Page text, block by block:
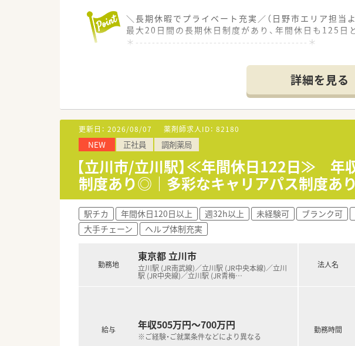
＼長期休暇でプライベート充実／（日野市エリア担当よ
最大20日間の長期休日制度があり、年間休日も125日
＊------------------------------------------＊
【店舗情報と応需状況について】
■JR中央線の豊田駅から徒歩3分の好立地に位置し、
■主な応需科目は眼科ほか広域な面対応で、1日あた
■人員体制は薬剤師8名と事務3名が在籍しており、
【募集背景と求める人物像について】
■サービス体制の更なる強化と事業拡大に伴う増員募
■地域の皆様の健康維持に貢献したい方や、患者様と
■チームワークを意識しながら、周囲のスタッフと協
【法人特徴について】
■日本全国および海外にも展開する日本最大級の小売
■調剤併設型の店舗を中心に展開し、医療機関と連携
■セルフメディケーションの推進や在宅医療への取組
■ご経験や就業条件により年収420万円〜720万円ま
【勤務実態について】
■年間休日は120～125日確保されており、長期休日
■育児休業は最大3年間取得でき、小学校卒業まで利
詳細を見る
更新日： 2026/08/07 薬剤師求人ID： 82180
NEW 正社員 調剤薬局
【立川市/立川駅】≪年間休日122日≫ 年
制度あり◎｜多彩なキャリアパス制度あり
駅チカ 年間休日120日以上 週32h以上 未経験可 ブランク可
大手チェーン
ヘルプ体制充実
勤務地
東京都 立川市
立川駅 (JR南武線)／立川駅 (JR中央本線)／立川
駅 (JR中央線)／立川駅 (JR青梅…
給与 年収505万円～700万円
※ご経験・ご就業条件などにより異なる
法人名
勤務時間